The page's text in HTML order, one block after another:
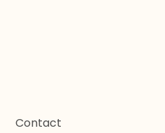
Contact